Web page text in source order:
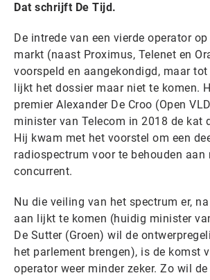
Dat schrijft De Tijd.
De intrede van een vierde operator
markt (naast Proximus, Telenet en
voorspeld en aangekondigd, maar
lijkt het dossier maar niet te komen.
premier Alexander De Croo (Open
minister van Telecom in 2018 de kat
Hij kwam met het voorstel om een
radiospectrum voor te behouden aan
concurrent.
Nu die veiling van het spectrum er,
aan lijkt te komen (huidig minister
De Sutter (Groen) wil de
het parlement brengen), is de komst
operator weer minder zeker. Zo wil